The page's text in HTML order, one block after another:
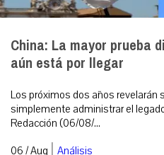
China: La mayor prueba
aún está por llegar
Los próximos dos años revelarán
simplemente administrar el
Redacción (06/08/...
06 / Aug | Análisis